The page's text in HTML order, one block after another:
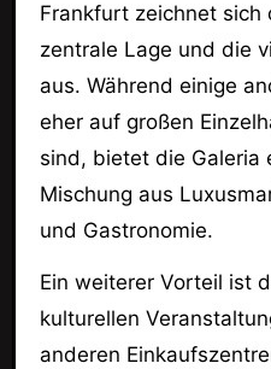
Frankfurt zeichnet sich
zentrale Lage und die
aus. Während einige
eher auf großen
sind, bietet die Galeria
Mischung aus
und Gastronomie.
Ein weiterer Vorteil ist
kulturellen
anderen